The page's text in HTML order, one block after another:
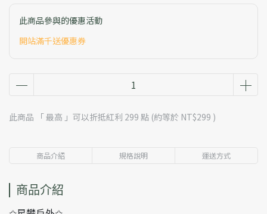
此商品參與的優惠活動
開站滿千送優惠券
此商品 「 最高 」可以折抵紅利 299 點 (約等於 NT$299 )
商品介紹 規格說明 運送方式
商品介紹